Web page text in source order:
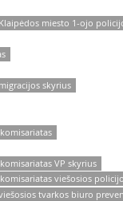
miesto 1-ojo
skyrius
VP skyrius
viešosios
tvarkos biuro